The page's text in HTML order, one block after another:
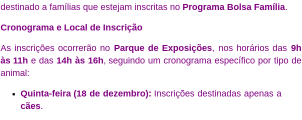
destinado a famílias que estejam inscritas no Programa Bolsa Família.
Cronograma e Local de Inscrição
As inscrições ocorrerão no Parque de Exposições, nos horários das 9h
às 11h e das 14h às 16h, seguindo um cronograma específico por tipo de
animal:
Quinta-feira (18 de dezembro): Inscrições destinadas apenas a
cães.